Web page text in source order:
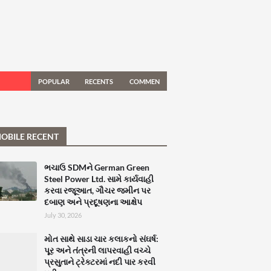
POPULAR RECENTS COMMEN
RECENT
ભચાઉ SDMને German Green
Steel Power Ltd. સામે કાર્યવાહી
કરવા રજૂઆત, ગૌચર જમીન પર
દબાણ અને પ્રદૂષણના આક્ષેપ
July 30, 2026
મોત સાથે સાડા ચાર કલાકનો સંઘર્ષ:
પૂર અને તંત્રની લાપરવાહી વચ્ચે
પ્રસુતાને ટ્રેક્ટરમાં નદી પાર કરવી